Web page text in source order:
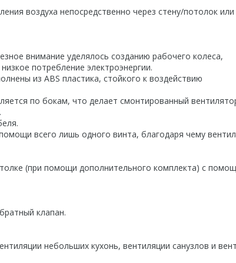
воздуха непосредственно через стену/потолок или
внимание уделялось созданию рабочего колеса,
потребление электроэнергии.
из ABS пластика, стойкого к воздействию
по бокам, что делает смонтированный
всего лишь одного винта, благодаря чему
(при помощи дополнительного комплекта) с
клапан.
небольших кухонь, вентиляции санузлов и